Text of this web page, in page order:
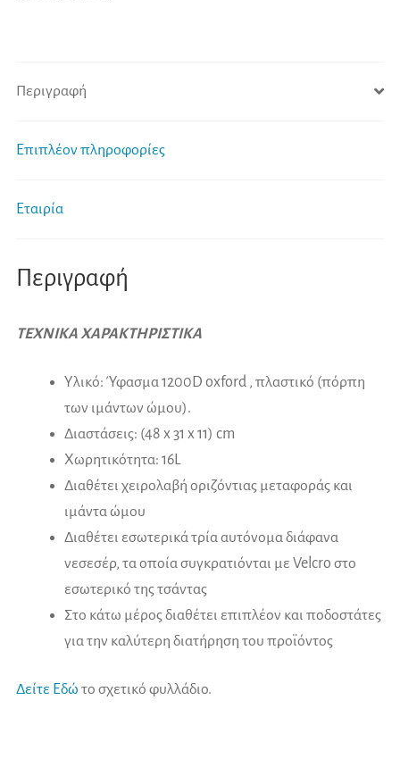
Περιγραφή
Επιπλέον πληροφορίες
Εταιρία
Περιγραφή
ΤΕΧΝΙΚΑ ΧΑΡΑΚΤΗΡΙΣΤΙΚΑ
Υλικό: Ύφασμα 1200D oxford , πλαστικό (πόρπη
των ιμάντων ώμου).
Διαστάσεις: (48 x 31 x 11) cm
Χωρητικότητα: 16L
Διαθέτει χειρολαβή οριζόντιας μεταφοράς και
ιμάντα ώμου
Διαθέτει εσωτερικά τρία αυτόνομα διάφανα
νεσεσέρ, τα οποία συγκρατιόνται με Velcro στο
εσωτερικό της τσάντας
Στο κάτω μέρος διαθέτει επιπλέον και ποδοστάτες
για την καλύτερη διατήρηση του προϊόντος
Δείτε Εδώ το σχετικό φυλλάδιο.